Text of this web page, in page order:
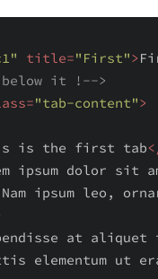
title="First">
it !-->
="tab-content">
is the first tab
ipsum dolor
ipsum leo,
at
elementum ut